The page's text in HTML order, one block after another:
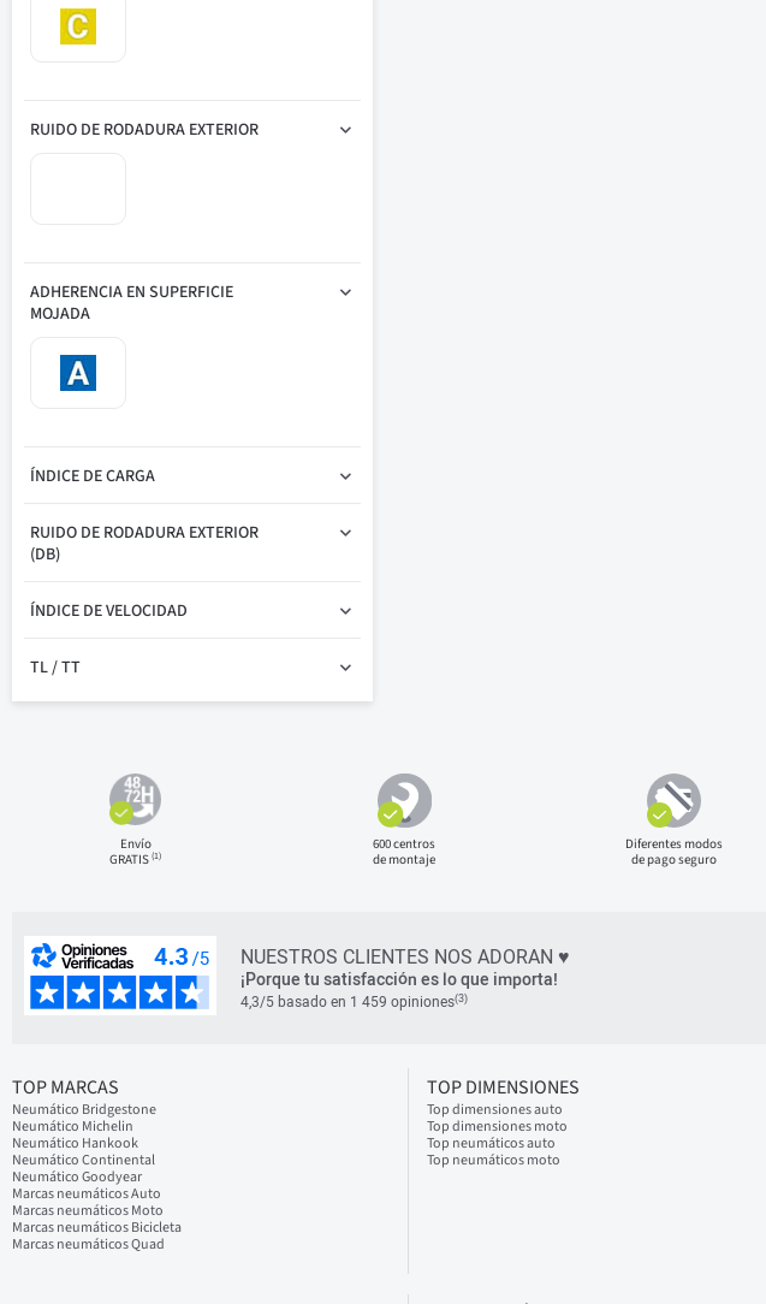
RUIDO DE RODADURA EXTERIOR
ADHERENCIA EN SUPERFICIE
MOJADA
ÍNDICE DE CARGA
RUIDO DE RODADURA EXTERIOR
(DB)
ÍNDICE DE VELOCIDAD
TL / TT
Envío
GRATIS(1)
600 centros
de montaje
Diferentes modos
de pago seguro
NUESTROS CLIENTES NOS ADORAN ♥
¡Porque tu satisfacción es lo que importa!
4,3/5 basado en 1 459 opiniones(3)
TOP MARCAS
Neumático Bridgestone
Neumático Michelin
Neumático Hankook
Neumático Continental
Neumático Goodyear
Marcas neumáticos Auto
Marcas neumáticos Moto
Marcas neumáticos Bicicleta
Marcas neumáticos Quad
TOP DIMENSIONES
Top dimensiones auto
Top dimensiones moto
Top neumáticos auto
Top neumáticos moto